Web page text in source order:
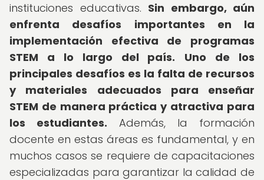
instituciones educativas. Sin embargo, aún
enfrenta desafíos importantes en la
implementación efectiva de programas
STEM a lo largo del país.
Uno de los
principales desafíos es la falta de recursos
y materiales adecuados para enseñar
STEM de manera práctica y atractiva para
los estudiantes. Además, la formación
docente en estas áreas es fundamental, y en
muchos casos se requiere de capacitaciones
especializadas para garantizar la calidad de